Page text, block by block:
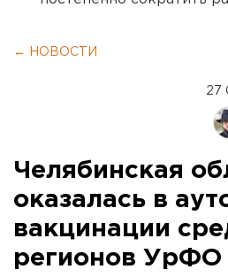
← НОВОСТИ
27
Челябинская
оказалась в
вакцинации
регионов УрФО